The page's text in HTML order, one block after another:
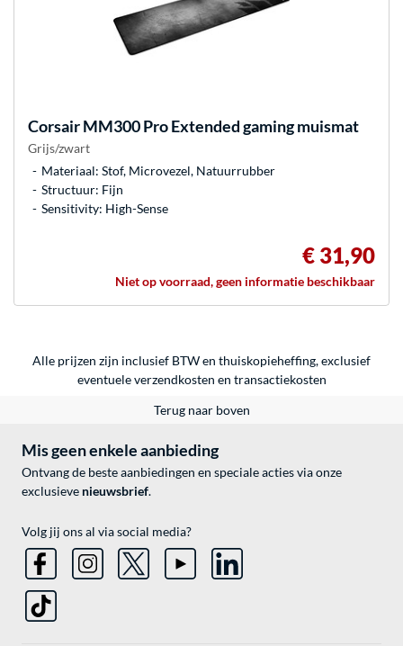
CorsairMM300 Pro Extended gaming muismat
Grijs/zwart
Materiaal: Stof, Microvezel, Natuurrubber
Structuur: Fijn
Sensitivity: High-Sense
€ 31,90
Niet op voorraad, geen informatie beschikbaar
Alle prijzen zijn inclusief BTW en thuiskopieheffing, exclusief
eventueleverzendkosten en transactiekosten
Terug naar boven
Mis geen enkele aanbieding
Ontvang de beste aanbiedingen en speciale acties via onze
exclusieve nieuwsbrief.
Volg jij ons al via social media?